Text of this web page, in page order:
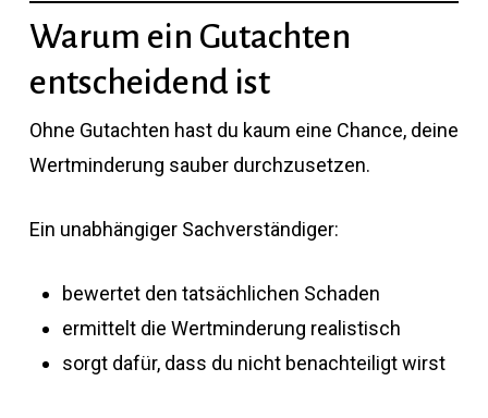
Warum ein Gutachten
entscheidend ist
Ohne Gutachten hast du kaum eine Chance, deine
Wertminderung sauber durchzusetzen.
Ein unabhängiger Sachverständiger:
bewertet den tatsächlichen Schaden
ermittelt die Wertminderung realistisch
sorgt dafür, dass du nicht benachteiligt wirst